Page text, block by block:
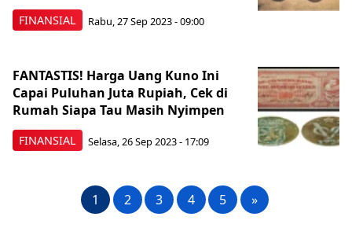
FINANSIAL Rabu, 27 Sep 2023 - 09:00
FINANSIAL
FANTASTIS! Harga Uang Kuno Ini
Capai Puluhan Juta Rupiah, Cek di
Rumah Siapa Tau Masih Nyimpen
Selasa, 26 Sep 2023 - 17:09
1 2 3 4 5 »